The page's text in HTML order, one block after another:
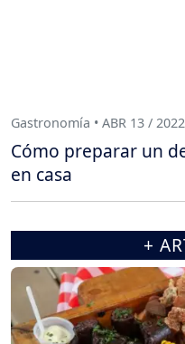
Gastronomía • ABR 13 / 2022
Cómo preparar un
en casa
+